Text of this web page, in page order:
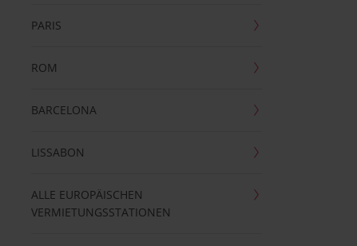
PARIS
ROM
BARCELONA
LISSABON
ALLE EUROPÄISCHEN
VERMIETUNGSSTATIONEN